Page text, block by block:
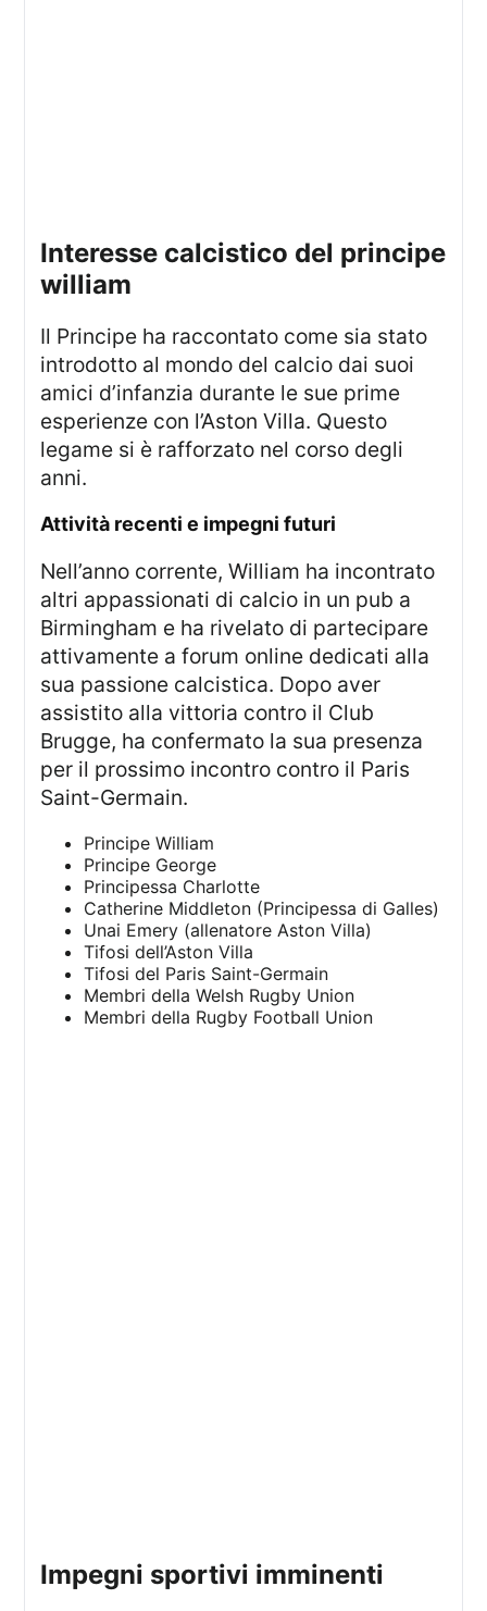
interesse calcistico del principe
william
Il Principe ha raccontato come sia stato
introdotto al mondo del calcio dai suoi
amici d’infanzia durante le sue prime
esperienze con l’Aston Villa. Questo
legame si è rafforzato nel corso degli
anni.
attività recenti e impegni futuri
Nell’anno corrente, William ha incontrato
altri appassionati di calcio in un pub a
Birmingham e ha rivelato di partecipare
attivamente a forum online dedicati alla
sua passione calcistica. Dopo aver
assistito alla vittoria contro il Club
Brugge, ha confermato la sua presenza
per il prossimo incontro contro il Paris
Saint-Germain.
Principe William
Principe George
Principessa Charlotte
Catherine Middleton (Principessa di Galles)
Unai Emery (allenatore Aston Villa)
Tifosi dell’Aston Villa
Tifosi del Paris Saint-Germain
Membri della Welsh Rugby Union
Membri della Rugby Football Union
impegni sportivi imminenti